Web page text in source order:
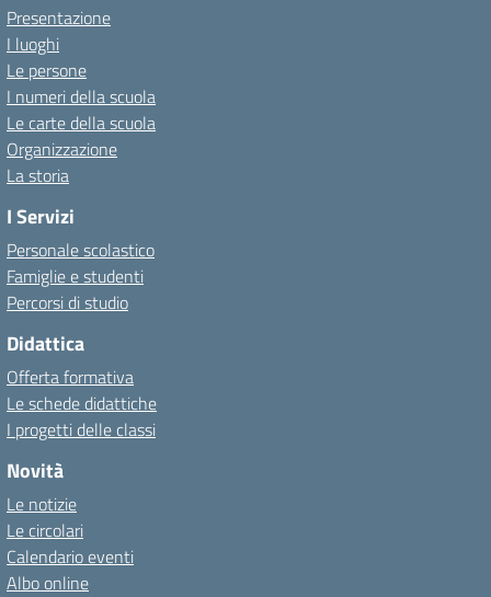
Presentazione
I luoghi
Le persone
I numeri della scuola
Le carte della scuola
Organizzazione
La storia
I Servizi
Personale scolastico
Famiglie e studenti
Percorsi di studio
Didattica
Offerta formativa
Le schede didattiche
I progetti delle classi
Novità
Le notizie
Le circolari
Calendario eventi
Albo online